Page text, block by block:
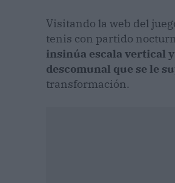
Visitando la web del
tenis con partido
insinúa escala vertical
descomunal que se le
transformación.